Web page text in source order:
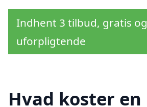
Indhent 3 tilbud, gratis og
uforpligtende
Hvad koster en